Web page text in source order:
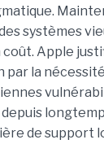
systèmes
Apple
par la
de support